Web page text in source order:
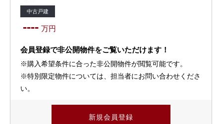
中古戸建
---- 万円
会員登録で非公開物件をご覧いただけます！
※購入希望条件に合った非公開物件が閲覧可能です。
※特別限定物件については、担当者にお問い合わせくださ
い。
新規会員登録